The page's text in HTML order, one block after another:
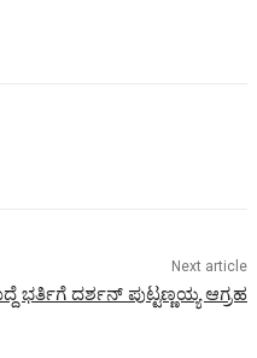
Next article
ಭರ್ತಿಗೆ ದರ್ಶನ್ ಪುಟ್ಟಣ್ಣಯ್ಯ ಆಗ್ರಹ